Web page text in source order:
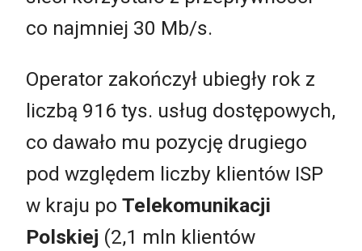
co najmniej 30 Mb/s.
Operator zakończył ubiegły rok z
liczbą 916 tys. usług dostępowych,
co dawało mu pozycję drugiego
pod względem liczby klientów ISP
w kraju po Telekomunikacji
Polskiej (2,1 mln klientów